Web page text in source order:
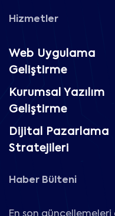
Hizmetler
Web Uygulama
Geliştirme
Kurumsal Yazılım
Geliştirme
Dijital Pazarlama
Stratejileri
Haber Bülteni